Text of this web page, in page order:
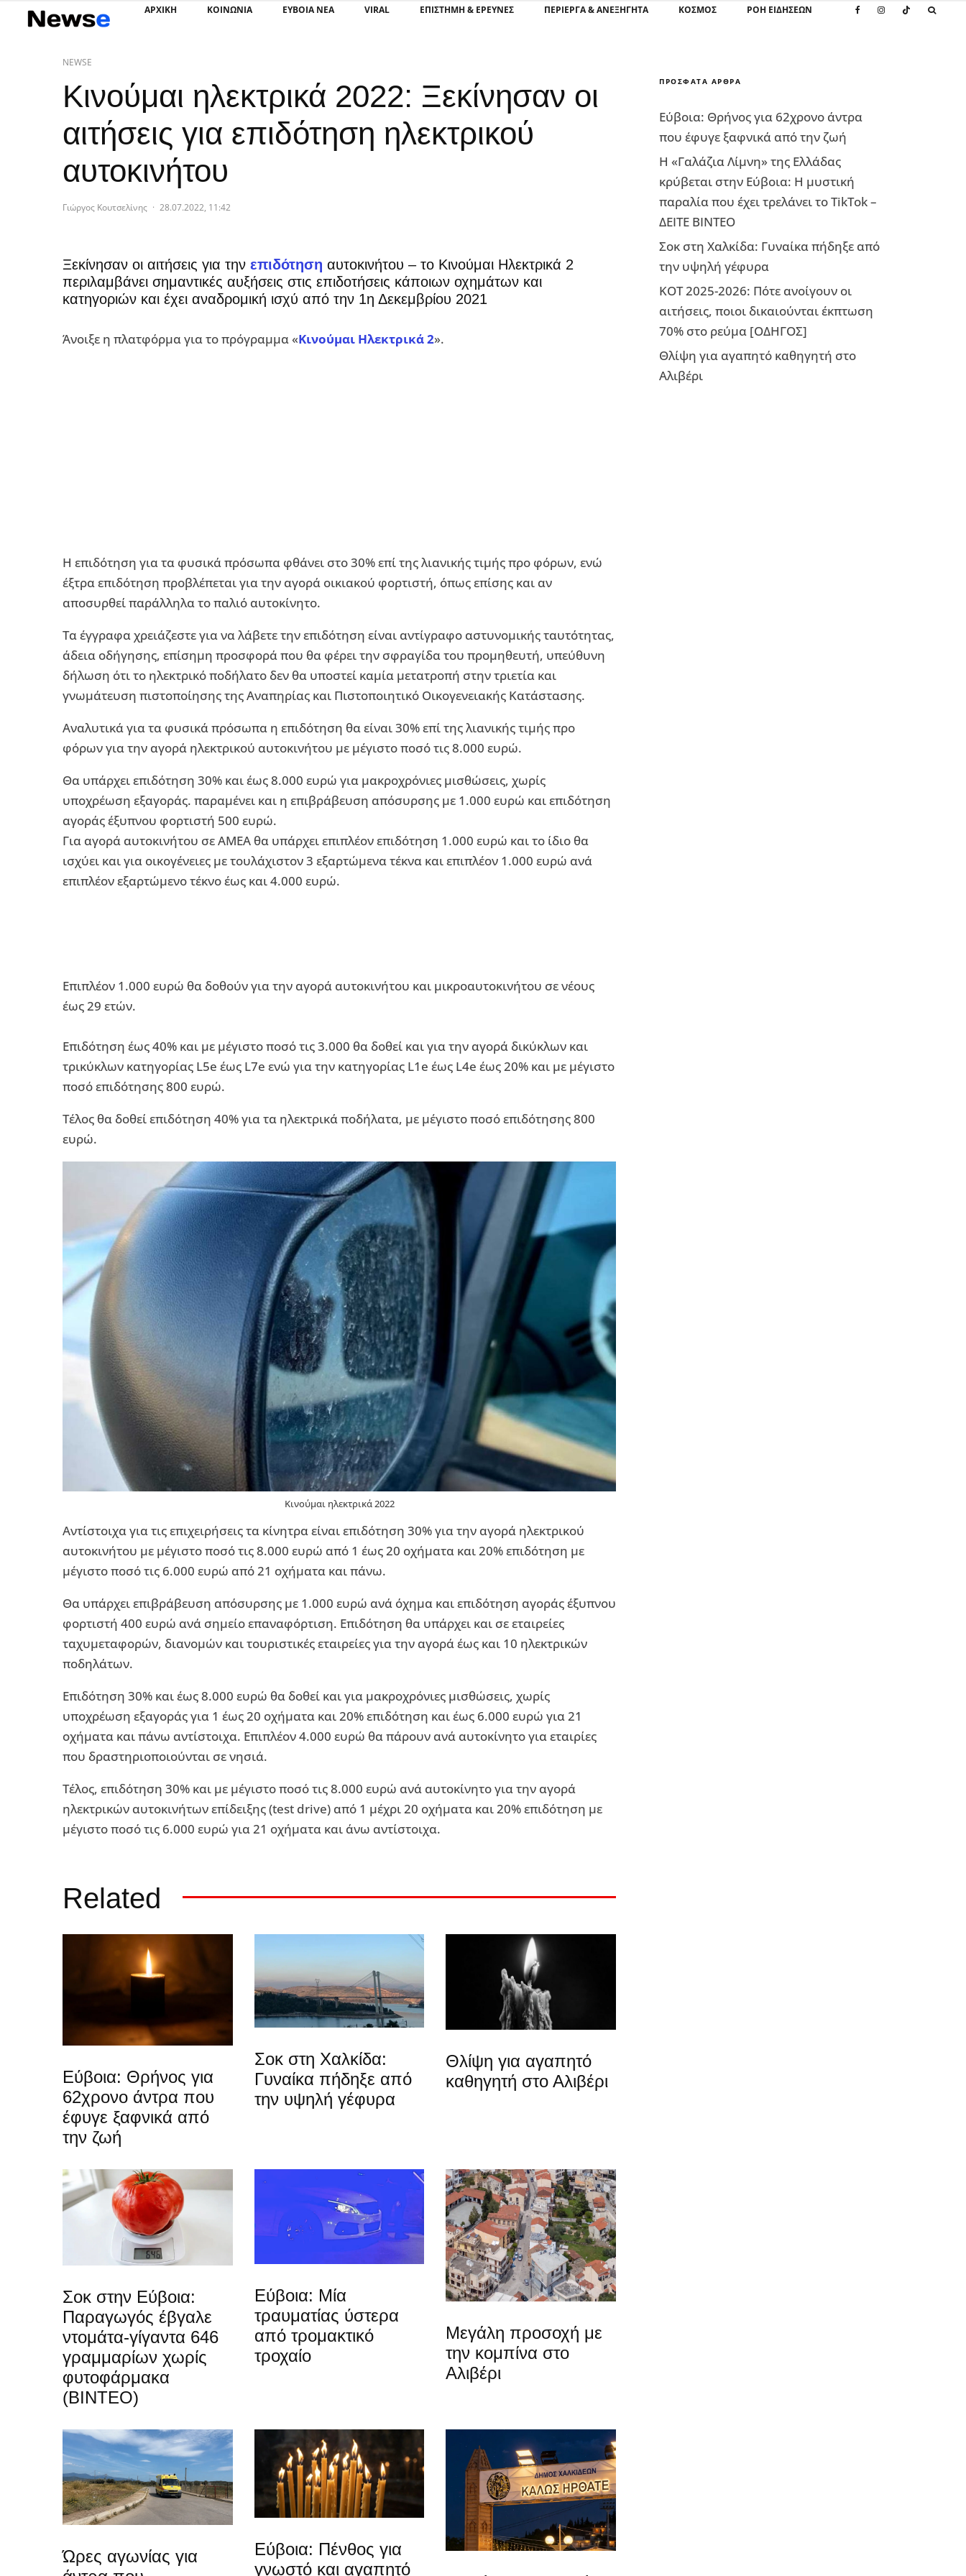
ΑΡΧΙΚΗ ΚΟΙΝΩΝΙΑ ΕΥΒΟΙΑ ΝΕΑ VIRAL ΕΠΙΣΤΉΜΗ & ΈΡΕΥΝΕΣ ΠΕΡΊΕΡΓΑ & ΑΝΕΞΉΓΗΤΑ ΚΌΣΜΟΣ ΡΟΗ ΕΙΔΗΣΕΩΝ
NEWSE
Κινούμαι ηλεκτρικά 2022: Ξεκίνησαν οι
αιτήσεις για επιδότηση ηλεκτρικού
αυτοκινήτου
Γιώργος Κουτσελίνης · 28.07.2022, 11:42
Ξεκίνησαν οι αιτήσεις για την επιδότηση αυτοκινήτου – το Κινούμαι Ηλεκτρικά 2
περιλαμβάνει σημαντικές αυξήσεις στις επιδοτήσεις κάποιων οχημάτων και
κατηγοριών και έχει αναδρομική ισχύ από την 1η Δεκεμβρίου 2021
Άνοιξε η πλατφόρμα για το πρόγραμμα «Κινούμαι Ηλεκτρικά 2».
Η επιδότηση για τα φυσικά πρόσωπα φθάνει στο 30% επί της λιανικής τιμής προ φόρων, ενώ
έξτρα επιδότηση προβλέπεται για την αγορά οικιακού φορτιστή, όπως επίσης και αν
αποσυρθεί παράλληλα το παλιό αυτοκίνητο.
Τα έγγραφα χρειάζεστε για να λάβετε την επιδότηση είναι αντίγραφο αστυνομικής ταυτότητας,
άδεια οδήγησης, επίσημη προσφορά που θα φέρει την σφραγίδα του προμηθευτή, υπεύθυνη
δήλωση ότι το ηλεκτρικό ποδήλατο δεν θα υποστεί καμία μετατροπή στην τριετία και
γνωμάτευση πιστοποίησης της Αναπηρίας και Πιστοποιητικό Οικογενειακής Κατάστασης.
Αναλυτικά για τα φυσικά πρόσωπα η επιδότηση θα είναι 30% επί της λιανικής τιμής προ
φόρων για την αγορά ηλεκτρικού αυτοκινήτου με μέγιστο ποσό τις 8.000 ευρώ.
Θα υπάρχει επιδότηση 30% και έως 8.000 ευρώ για μακροχρόνιες μισθώσεις, χωρίς
υποχρέωση εξαγοράς. παραμένει και η επιβράβευση απόσυρσης με 1.000 ευρώ και επιδότηση
αγοράς έξυπνου φορτιστή 500 ευρώ.
Για αγορά αυτοκινήτου σε ΑΜΕΑ θα υπάρχει επιπλέον επιδότηση 1.000 ευρώ και το ίδιο θα
ισχύει και για οικογένειες με τουλάχιστον 3 εξαρτώμενα τέκνα και επιπλέον 1.000 ευρώ ανά
επιπλέον εξαρτώμενο τέκνο έως και 4.000 ευρώ.
Επιπλέον 1.000 ευρώ θα δοθούν για την αγορά αυτοκινήτου και μικροαυτοκινήτου σε νέους
έως 29 ετών.
Επιδότηση έως 40% και με μέγιστο ποσό τις 3.000 θα δοθεί και για την αγορά δικύκλων και
τρικύκλων κατηγορίας L5e έως L7e ενώ για την κατηγορίας L1e έως L4e έως 20% και με μέγιστο
ποσό επιδότησης 800 ευρώ.
Τέλος θα δοθεί επιδότηση 40% για τα ηλεκτρικά ποδήλατα, με μέγιστο ποσό επιδότησης 800
ευρώ.
Κινούμαι ηλεκτρικά 2022
Αντίστοιχα για τις επιχειρήσεις τα κίνητρα είναι επιδότηση 30% για την αγορά ηλεκτρικού
αυτοκινήτου με μέγιστο ποσό τις 8.000 ευρώ από 1 έως 20 οχήματα και 20% επιδότηση με
μέγιστο ποσό τις 6.000 ευρώ από 21 οχήματα και πάνω.
Θα υπάρχει επιβράβευση απόσυρσης με 1.000 ευρώ ανά όχημα και επιδότηση αγοράς έξυπνου
φορτιστή 400 ευρώ ανά σημείο επαναφόρτιση. Επιδότηση θα υπάρχει και σε εταιρείες
ταχυμεταφορών, διανομών και τουριστικές εταιρείες για την αγορά έως και 10 ηλεκτρικών
ποδηλάτων.
Επιδότηση 30% και έως 8.000 ευρώ θα δοθεί και για μακροχρόνιες μισθώσεις, χωρίς
υποχρέωση εξαγοράς για 1 έως 20 οχήματα και 20% επιδότηση και έως 6.000 ευρώ για 21
οχήματα και πάνω αντίστοιχα. Επιπλέον 4.000 ευρώ θα πάρουν ανά αυτοκίνητο για εταιρίες
που δραστηριοποιούνται σε νησιά.
Τέλος, επιδότηση 30% και με μέγιστο ποσό τις 8.000 ευρώ ανά αυτοκίνητο για την αγορά
ηλεκτρικών αυτοκινήτων επίδειξης (test drive) από 1 μέχρι 20 οχήματα και 20% επιδότηση με
μέγιστο ποσό τις 6.000 ευρώ για 21 οχήματα και άνω αντίστοιχα.
Related
Εύβοια: Θρήνος για
62χρονο άντρα που
έφυγε ξαφνικά από
την ζωή
Σοκ στη Χαλκίδα:
Γυναίκα πήδηξε από
την υψηλή γέφυρα
Θλίψη για αγαπητό
καθηγητή στο Αλιβέρι
Σοκ στην Εύβοια:
Παραγωγός έβγαλε
ντομάτα-γίγαντα 646
γραμμαρίων χωρίς
φυτοφάρμακα
(ΒΙΝΤΕΟ)
Εύβοια: Μία
τραυματίας ύστερα
από τρομακτικό
τροχαίο
Μεγάλη προσοχή με
την κομπίνα στο
Αλιβέρι
Ώρες αγωνίας για
Εύβοια: Πένθος για
γνωστό και αγαπητό
ΠΡΌΣΦΑΤΑ ΆΡΘΡΑ
Εύβοια: Θρήνος για 62χρονο άντρα
που έφυγε ξαφνικά από την ζωή
Η «Γαλάζια Λίμνη» της Ελλάδας
κρύβεται στην Εύβοια: Η μυστική
παραλία που έχει τρελάνει το TikTok –
ΔΕΙΤΕ ΒΙΝΤΕΟ
Σοκ στη Χαλκίδα: Γυναίκα πήδηξε από
την υψηλή γέφυρα
ΚΟΤ 2025-2026: Πότε ανοίγουν οι
αιτήσεις, ποιοι δικαιούνται έκπτωση
70% στο ρεύμα [ΟΔΗΓΟΣ]
Θλίψη για αγαπητό καθηγητή στο
Αλιβέρι